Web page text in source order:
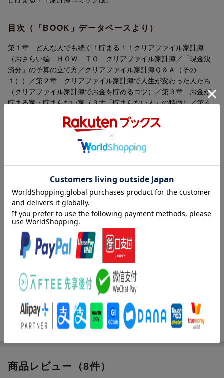
【24時間時計とクリアファイル家計簿活用法】etc.
お金が貯まるだけではなく、
「節約のストレスから解放された」
「お金の不安がない人生が手に入った」
「子供にお金に対する意識が芽生えた」
そのストレスでまた浪費の
ループから抜け出せた」
など喜びの声が多数のメソッドが、
マンガを読むだけで身につきます。
フジテレビ系『ノンストップ！ 』
「CHANTO」主婦と生活社
「ESSE」扶桑社
「オレンジページ」オレンジページ
「夕刊フジ」
「くらしラク~る」PHP研究所
「からだにいいこと」 祥伝社
「女子SPA」「ESSEオンライン」「日刊住まい」
で紹介された「クリアファイル家計簿」コミック版が
熱い要望にお応えして登場！！
クリアファイル家計簿のやり方はもちろん、
実際に『クリアファイル家計簿』を
試した人たちの体験談をマンガで解説。
【CONTENTS】
●クリアファイル家計簿で人生が変わった3人の実録マンガ
・月10万円貯金できるようになった万年赤字主婦
・子供まで浪費が収まった元浪費家主婦
●マンガで解説【クリアファイル家計簿のやり方】
●漫画家・まきりえこがクリアファイル家計簿を試したら、
月5万円以上生活費が浮くように！
【24時間時計とクリアファイル家計簿活用法】etc.
お金が貯まるだけではなく、
「節約のストレスから解放された」
「お金の不安がない人生が手に入った」
「子供にお金に対する意識が芽生えた」
「ストレスで浪費して後悔し、
そのストレスでまた浪費の
など喜びの声が多数のメソッドが、
マンガを読むだけで身につきます。
「CHANTO」主婦と生活社
「ESSE」扶桑社
目次（「BOOK」データベースより）
第１章 どんな人でも続く！貯まる！！クリアファイル家計簿
（おさらい編 ＨＯＷ ＴＯ クリアファイル家計簿／「現金決
済分」の予算の立て方／クリアファイル家計簿Ｑ＆Ａ（その
１））／第２章 クリアファイル家計簿で人生が変わった人たち
（クリアファイル家計簿でお金を貯めるコツ）／第３章 お金が
貯まる家・貯まらない家（３大「貯まらない人」の特徴）／第４
（クリアファイル家計簿Ｑ＆Ａ（その２）／おまけマンガ 老後
の不安もクリアファイル家計簿で解消する／クリアファイル家計
簿Ｑ＆Ａ（その３）／おわりに お金は幸せになるための道具で
著者情報（「BOOK」データベースより）
いちのせかつみ（イチノセカツミ）
１９５９年生まれ。生活経済ジャーナリスト。ファイナンシャ
ル・プランナー。市野瀬トータルコンサルタント代表者。株式会
社笑取締役会長。大学卒業後、会計事務所に勤務し、税務経理や
人材育成を中心にコンサルタントとして活躍。１９８９年に日本
ファイナンシャル・プランナーズ協会「ファイナンシャル・プラ
ンナー」の認定を受け、１９９４年にＣＦＰを取得。寄席へも出
演するお笑い系ジャーナリストで、「ゆかい亭マネー」の高座名
を持つ。現在、テレビやラジオ出演、新聞や雑誌で「家計簿診
断」を連載、講演会やセミナー、執筆活動など多方面で活躍中
まきりえこ（マキリエコ）
気ブログとなっている（本データはこの書籍が刊行された当時に
掲載されていたものです）
商品レビュー（8件）